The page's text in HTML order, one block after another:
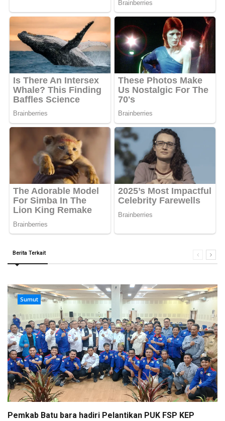
Berita Terkait
Sumut
Pemkab Batu bara hadiri Pelantikan PUK FSP KEP